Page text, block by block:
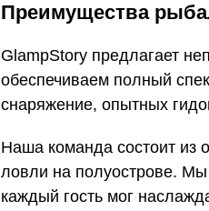
Преимущества
GlampStory предлагает
обеспечиваем полный
снаряжение, опытных
Наша команда состоит
ловли на полуострове.
каждый гость мог